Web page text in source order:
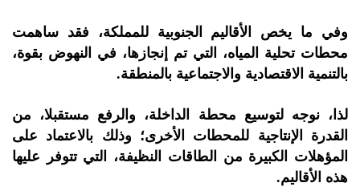
وفي ما يخص الأقاليم الجنوبية للمملكة، فقد ساهمت
محطات تحلية المياه، التي تم إنجازها، في النهوض بقوة،
بالتنمية الاقتصادية والاجتماعية بالمنطقة.
لذا، نوجه لتوسيع محطة الداخلة، والرفع مستقبلا، من
القدرة الإنتاجية للمحطات الأخرى؛ وذلك بالاعتماد على
المؤهلات الكبيرة من الطاقات النظيفة، التي تتوفر عليها
هذه الأقاليم.